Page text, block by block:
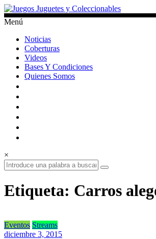
Saltar
al
contenido
Juguetes
Coleccionables
Noticias
para
coleccionistas.
Menú
Noticias
Coberturas
Videos
Bases Y Condiciones
Quienes Somos
×
Etiqueta: Carros
Eventos Streams
diciembre 3, 2015